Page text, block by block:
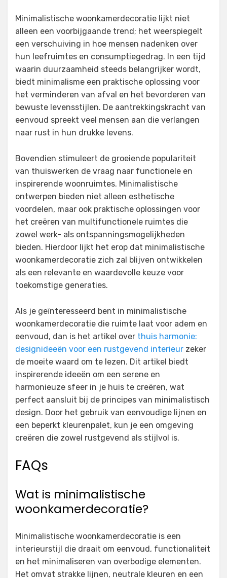
Minimalistische woonkamerdecoratie lijkt niet
alleen een voorbijgaande trend; het weerspiegelt
een verschuiving in hoe mensen nadenken over
hun leefruimtes en consumptiegedrag. In een tijd
waarin duurzaamheid steeds belangrijker wordt,
biedt minimalisme een praktische oplossing voor
het verminderen van afval en het bevorderen van
bewuste levensstijlen. De aantrekkingskracht van
eenvoud spreekt veel mensen aan die verlangen
naar rust in hun drukke levens.
Bovendien stimuleert de groeiende populariteit
van thuiswerken de vraag naar functionele en
inspirerende woonruimtes. Minimalistische
ontwerpen bieden niet alleen esthetische
voordelen, maar ook praktische oplossingen voor
het creëren van multifunctionele ruimtes die
zowel werk- als ontspanningsmogelijkheden
bieden. Hierdoor lijkt het erop dat minimalistische
woonkamerdecoratie zich zal blijven ontwikkelen
als een relevante en waardevolle keuze voor
toekomstige generaties.
Als je geïnteresseerd bent in minimalistische
woonkamerdecoratie die ruimte laat voor adem en
eenvoud, dan is het artikel over thuis harmonie:
designideeën voor een rustgevend interieur zeker
de moeite waard om te lezen. Dit artikel biedt
inspirerende ideeën om een serene en
harmonieuze sfeer in je huis te creëren, wat
perfect aansluit bij de principes van minimalistisch
design. Door het gebruik van eenvoudige lijnen en
een beperkt kleurenpalet, kun je een omgeving
creëren die zowel rustgevend als stijlvol is.
FAQs
Wat is minimalistische
woonkamerdecoratie?
Minimalistische woonkamerdecoratie is een
interieurstijl die draait om eenvoud, functionaliteit
en het minimaliseren van overbodige elementen.
Het omvat strakke lijnen, neutrale kleuren en een